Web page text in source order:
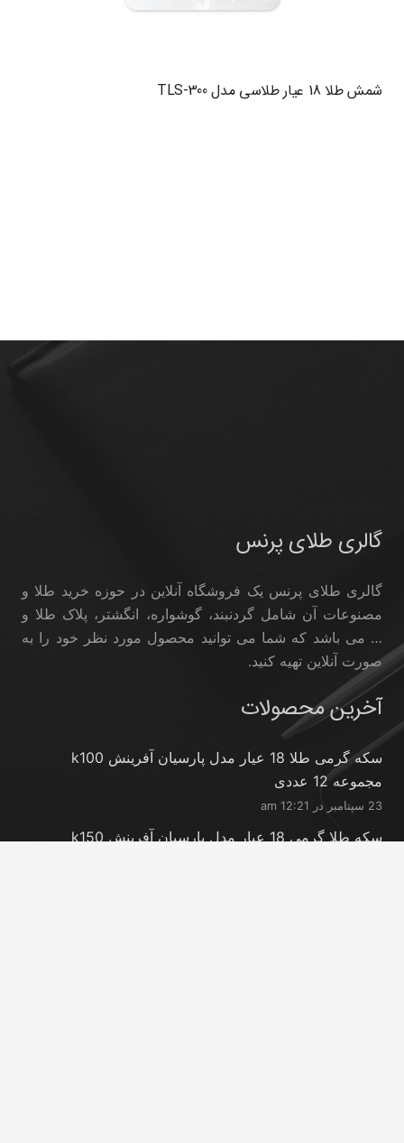
شمش طلا 18 عیار طلاسی مدل TLS-300
گالری طلای پرنس
گالری طلای پرنس یک فروشگاه آنلاین در حوزه خرید طلا و
مصنوعات آن شامل گردنبند، گوشواره، انگشتر، پلاک طلا و
… می باشد که شما می توانید محصول مورد نظر خود را به
صورت آنلاین تهیه کنید.
آخرین محصولات
سکه گرمی طلا 18 عیار مدل پارسیان آفرینش k100
مجموعه 12 عددی
23 سپتامبر در 12:21 am
سکه طلا گرمی 18 عیار مدل پارسیان آفرینش k150